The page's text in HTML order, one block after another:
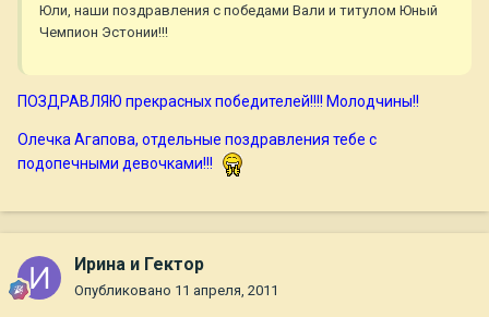
Юли, наши поздравления с победами Вали и титулом Юный
Чемпион Эстонии!!!
ПОЗДРАВЛЯЮ прекрасных победителей!!!! Молодчины!!
Олечка Агапова, отдельные поздравления тебе с
подопечными девочками!!!
Ирина и Гектор
Опубликовано 11 апреля, 2011